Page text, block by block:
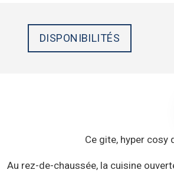
DISPONIBILITÉS
Ce gite, hyper cosy
Au rez-de-chaussée, la cuisine